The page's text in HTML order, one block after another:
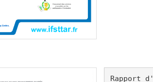
Rapport